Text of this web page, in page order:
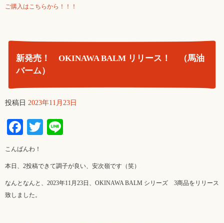
ご購入はこちらから！！！
新発売！ OKINAWA BALM リリース！ （馬油
バーム）
投稿日 2023年11月23日
Facebook
Twitter
こんばんわ！
本日、2投稿できて調子が良い、安次嶺です（笑）
なんとなんと、2023年11月23日、OKINAWA BALM シリーズ 3商品をリリース
致しました。